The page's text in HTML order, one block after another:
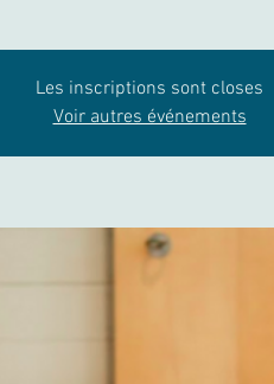
Les inscriptions sont closes
Voir autres événements